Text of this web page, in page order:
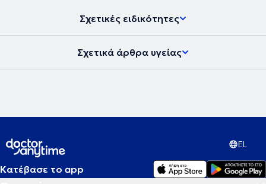
Σχετικές ειδικότητες
Σχετικά άρθρα υγείας
EL
Κατέβασε το app